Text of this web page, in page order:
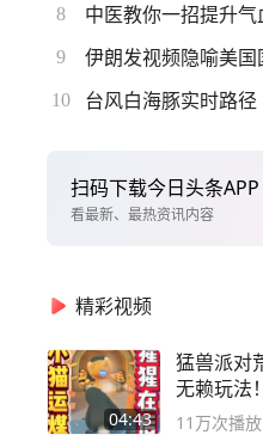
8 中医教你一招提升气
9 伊朗发视频隐喻美
10 台风白海豚实时路径
扫码下载今日头条APP
看最新、最热资讯内容
精彩视频
04:43
猛兽派对
无赖玩法
无路可走
11万次播放